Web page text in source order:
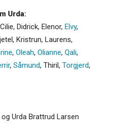
Urda:
Cilie, Didrick, Elenor, Elvy,
, Kristrun, Laurens,
, Oleah, Olianne, Qali,
, Såmund, Thiril, Torgjerd,
Urda Brattrud Larsen